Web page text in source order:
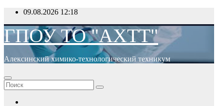
Перейти
содержимому
09.08.2026 12:18
ГПОУ ТО "АХТТ"
Алексинский химико-технологический техникум